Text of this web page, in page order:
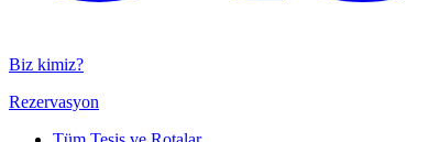
Biz kimiz?
Rezervasyon